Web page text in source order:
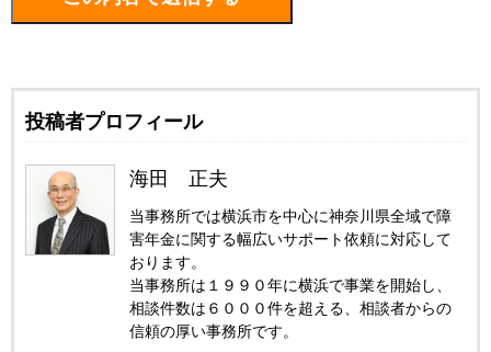
投稿者プロフィール
海田 正夫
当事務所では横浜市を中心に神奈川県全域で障
害年金に関する幅広いサポート依頼に対応して
おります。
当事務所は１９９０年に横浜で事業を開始し、
相談件数は６０００件を超える、相談者からの
信頼の厚い事務所です。